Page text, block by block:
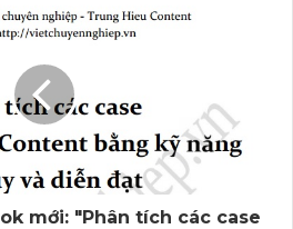
tạo ra cảm xúc mạnh, thể hiện
và có tác dụng khích lệ
rất tốt, bởi vừa rõ ràng,
nhiên, Content như vậy
mới: "Phân tích các case